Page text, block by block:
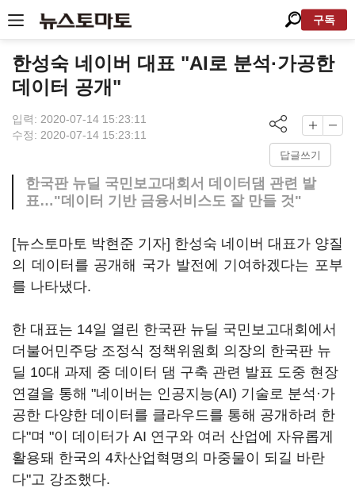
구독
한성숙 네이버 대표 "AI로 분석·가공한
데이터 공개"
입력: 2020-07-14 15:23:11
수정: 2020-07-14 15:23:11
답글쓰기
한국판 뉴딜 국민보고대회서 데이터댐 관련 발
표…"데이터 기반 금융서비스도 잘 만들 것"
[뉴스토마토 박현준 기자] 한성숙 네이버 대표가 양질
의 데이터를 공개해 국가 발전에 기여하겠다는 포부
를 나타냈다.
한 대표는 14일 열린 한국판 뉴딜 국민보고대회에서
더불어민주당 조정식 정책위원회 의장의 한국판 뉴
딜 10대 과제 중 데이터 댐 구축 관련 발표 도중 현장
연결을 통해 "네이버는 인공지능(AI) 기술로 분석·가
공한 다양한 데이터를 클라우드를 통해 공개하려 한
다"며 "이 데이터가 AI 연구와 여러 산업에 자유롭게
활용돼 한국의 4차산업혁명의 마중물이 되길 바란
다"고 강조했다.